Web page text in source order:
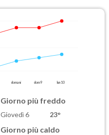
domani dom 9 lun 10
Giorno più freddo
Giovedì 6 23°
Giorno più caldo